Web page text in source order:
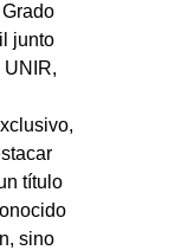
junto
UNIR,
título
sino